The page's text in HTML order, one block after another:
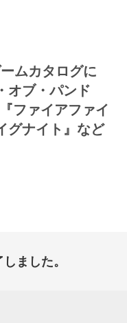
ムカタログに
オブ・パンド
ファイアファイ
ナイト』など
ました。